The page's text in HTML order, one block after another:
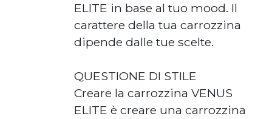
ELITE in base al tuo mood. Il
carattere della tua carrozzina
dipende dalle tue scelte.
QUESTIONE DI STILE
Creare la carrozzina VENUS
ELITE è creare una carrozzina